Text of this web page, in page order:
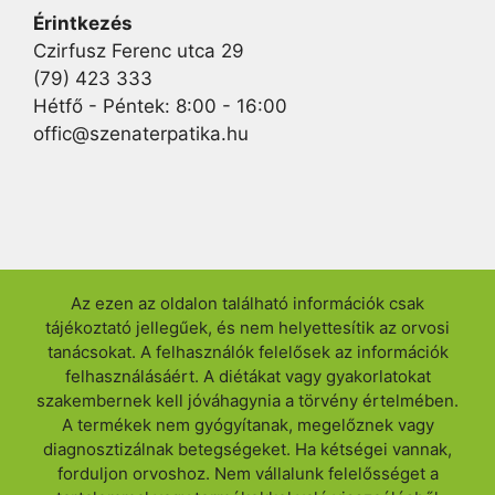
Érintkezés
Czirfusz Ferenc utca 29
(79) 423 333
Hétfő - Péntek: 8:00 - 16:00
offic@szenaterpatika.hu
Az ezen az oldalon található információk csak
tájékoztató jellegűek, és nem helyettesítik az orvosi
tanácsokat. A felhasználók felelősek az információk
felhasználásáért. A diétákat vagy gyakorlatokat
szakembernek kell jóváhagynia a törvény értelmében.
A termékek nem gyógyítanak, megelőznek vagy
diagnosztizálnak betegségeket. Ha kétségei vannak,
forduljon orvoshoz. Nem vállalunk felelősséget a